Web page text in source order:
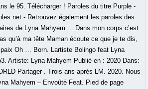
le 95. Télécharger ! Paroles du titre Purple -
- Retrouvez également les paroles des
de Lyna Mahyem ... Dans mon corps c’est
qu’à ma tête Maman écoute ce que je te dis,
paix Oh … Born. Lartiste Bolingo feat Lyna
Artiste: Lyna Mahyem Publié en : 2020 Dans:
Partager . Trois ans après LM. 2020. Nous
Mahyem – Envoûté Feat. Pied de page